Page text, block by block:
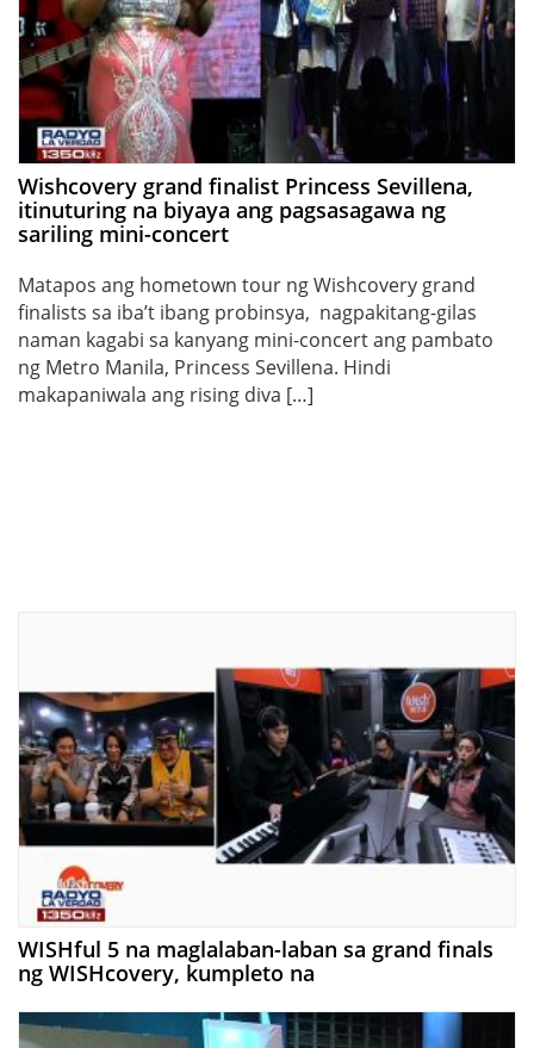
Wishcovery grand finalist Princess Sevillena,
itinuturing na biyaya ang pagsasagawa ng
sariling mini-concert
Matapos ang hometown tour ng Wishcovery grand
finalists sa iba’t ibang probinsya, nagpakitang-gilas
naman kagabi sa kanyang mini-concert ang pambato
ng Metro Manila, Princess Sevillena. Hindi
makapaniwala ang rising diva […]
WISHful 5 na maglalaban-laban sa grand finals
ng WISHcovery, kumpleto na